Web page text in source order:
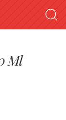
Ml